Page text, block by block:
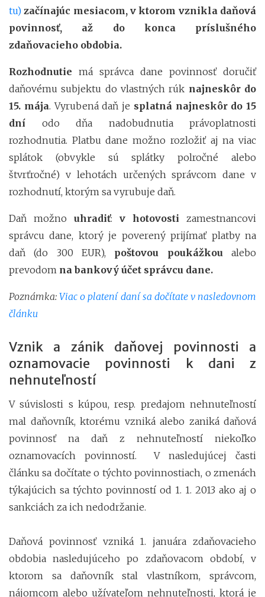
tu) začínajúc mesiacom, v ktorom vznikla daňová
povinnosť, až do konca príslušného
zdaňovacieho obdobia.
Rozhodnutie má správca dane povinnosť doručiť
daňovému subjektu do vlastných rúk najneskôr do
15. mája. Vyrubená daň je splatná najneskôr do 15
dní odo dňa nadobudnutia právoplatnosti
rozhodnutia. Platbu dane možno rozložiť aj na viac
splátok (obvykle sú splátky polročné alebo
štvrťročné) v lehotách určených správcom dane v
rozhodnutí, ktorým sa vyrubuje daň.
Daň možno uhradiť: v hotovosti zamestnancovi
správcu dane, ktorý je poverený prijímať platby na
daň (do 300 EUR), poštovou poukážkou alebo
prevodom na bankový účet správcu dane.
Poznámka:Viac o platení daní sa dočítate v nasledovnom
článku
Vznik a zánik daňovej povinnosti a
oznamovacie povinnosti k dani z
nehnuteľností
V súvislosti s kúpou, resp. predajom nehnuteľností
mal daňovník, ktorému vzniká alebo zaniká daňová
povinnosť na daň z nehnuteľností niekoľko
oznamovacích povinností. V nasledujúcej časti
článku sa dočítate o týchto povinnostiach, o zmenách
týkajúcich sa týchto povinností od 1. 1. 2013 ako aj o
sankciách za ich nedodržanie.
Daňová povinnosť vzniká 1. januára zdaňovacieho
obdobia nasledujúceho po zdaňovacom období, v
ktorom sa daňovník stal vlastníkom, správcom,
nájomcom alebo užívateľom nehnuteľnosti, ktorá je